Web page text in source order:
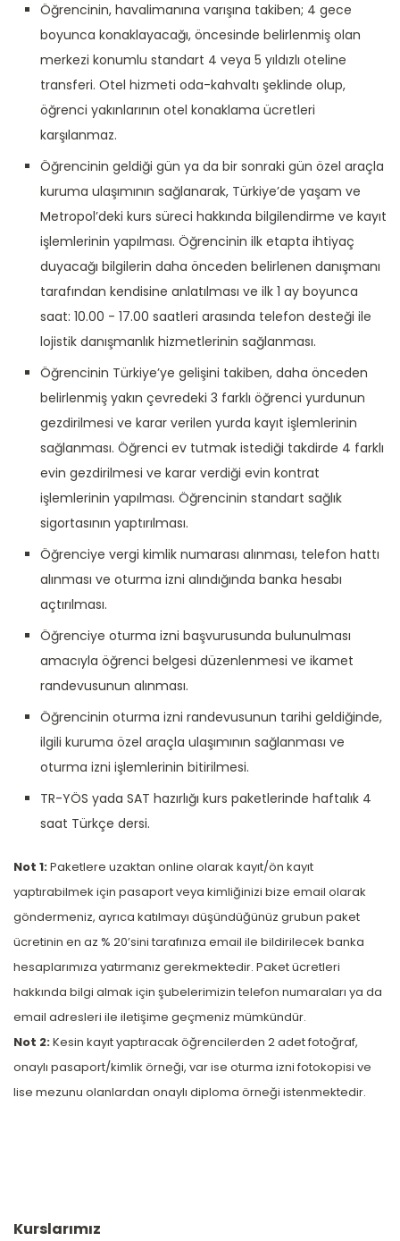
Öğrencinin, havalimanına varışına takiben; 4 gece
boyunca konaklayacağı, öncesinde belirlenmiş olan
merkezi konumlu standart 4 veya 5 yıldızlı oteline
transferi. Otel hizmeti oda-kahvaltı şeklinde olup,
öğrenci yakınlarının otel konaklama ücretleri
karşılanmaz.
Öğrencinin geldiği gün ya da bir sonraki gün özel araçla
kuruma ulaşımının sağlanarak, Türkiye’de yaşam ve
Metropol’deki kurs süreci hakkında bilgilendirme ve kayıt
işlemlerinin yapılması. Öğrencinin ilk etapta ihtiyaç
duyacağı bilgilerin daha önceden belirlenen danışmanı
tarafından kendisine anlatılması ve ilk 1 ay boyunca
saat: 10.00 - 17.00 saatleri arasında telefon desteği ile
lojistik danışmanlık hizmetlerinin sağlanması.
Öğrencinin Türkiye’ye gelişini takiben, daha önceden
belirlenmiş yakın çevredeki 3 farklı öğrenci yurdunun
gezdirilmesi ve karar verilen yurda kayıt işlemlerinin
sağlanması. Öğrenci ev tutmak istediği takdirde 4 farklı
evin gezdirilmesi ve karar verdiği evin kontrat
işlemlerinin yapılması. Öğrencinin standart sağlık
sigortasının yaptırılması.
Öğrenciye vergi kimlik numarası alınması, telefon hattı
alınması ve oturma izni alındığında banka hesabı
açtırılması.
Öğrenciye oturma izni başvurusunda bulunulması
amacıyla öğrenci belgesi düzenlenmesi ve ikamet
randevusunun alınması.
Öğrencinin oturma izni randevusunun tarihi geldiğinde,
ilgili kuruma özel araçla ulaşımının sağlanması ve
oturma izni işlemlerinin bitirilmesi.
TR-YÖS yada SAT hazırlığı kurs paketlerinde haftalık 4
saat Türkçe dersi.
Not 1:Paketlere uzaktan online olarak kayıt/ön kayıt
yaptırabilmek için pasaport veya kimliğinizi bize email olarak
göndermeniz, ayrıca katılmayı düşündüğünüz grubun paket
ücretinin en az % 20’sini tarafınıza email ile bildirilecek banka
hesaplarımıza yatırmanız gerekmektedir. Paket ücretleri
hakkında bilgi almak için şubelerimizin telefon numaraları ya da
email adresleri ile iletişime geçmeniz mümkündür.
Not 2:Kesin kayıt yaptıracak öğrencilerden 2 adet fotoğraf,
onaylı pasaport/kimlik örneği, var ise oturma izni fotokopisi ve
lise mezunu olanlardan onaylı diploma örneği istenmektedir.
Kurslarımız